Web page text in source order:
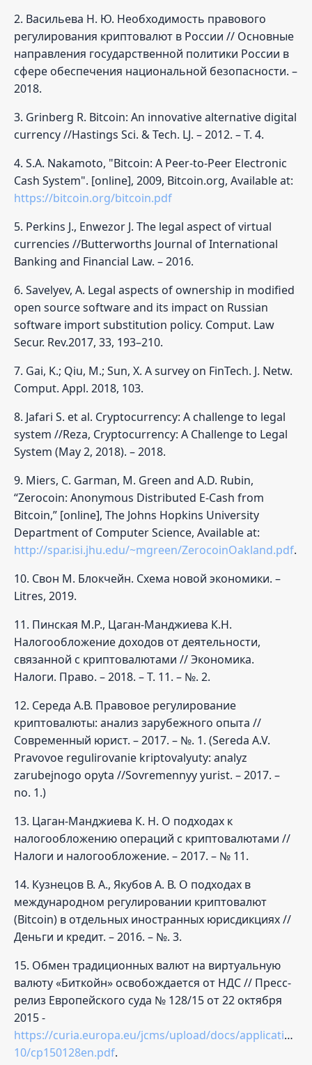
2. Васильева Н. Ю. Необходимость правового
регулирования криптовалют в России // Основные
направления государственной политики России в
сфере обеспечения национальной безопасности. –
2018.
3. Grinberg R. Bitcoin: An innovative alternative digital
currency //Hastings Sci. & Tech. LJ. – 2012. – Т. 4.
4. S.A. Nakamoto, "Bitcoin: A Peer-to-Peer Electronic
Cash System". [online], 2009, Bitcoin.org, Available at:
https://bitcoin.org/bitcoin.pdf
5. Perkins J., Enwezor J. The legal aspect of virtual
currencies //Butterworths Journal of International
Banking and Financial Law. – 2016.
6. Savelyev, A. Legal aspects of ownership in modified
open source software and its impact on Russian
software import substitution policy. Comput. Law
Secur. Rev.2017, 33, 193–210.
7. Gai, K.; Qiu, M.; Sun, X. A survey on FinTech. J. Netw.
Comput. Appl. 2018, 103.
8. Jafari S. et al. Cryptocurrency: A challenge to legal
system //Reza, Cryptocurrency: A Challenge to Legal
System (May 2, 2018). – 2018.
9. Miers, C. Garman, M. Green and A.D. Rubin,
“Zerocoin: Anonymous Distributed E-Cash from
Bitcoin,” [online], The Johns Hopkins University
Department of Computer Science, Available at:
http://spar.isi.jhu.edu/~mgreen/ZerocoinOakland.pdf.
10. Свон М. Блокчейн. Схема новой экономики. –
Litres, 2019.
11. Пинская М.Р., Цаган-Манджиева К.Н.
Налогообложение доходов от деятельности,
связанной с криптовалютами // Экономика.
Налоги. Право. – 2018. – Т. 11. – №. 2.
12. Середа А.В. Правовое регулирование
криптовалюты: анализ зарубежного опыта //
Современный юрист. – 2017. – №. 1. (Sereda A.V.
Pravovoe regulirovanie kriptovalyuty: analyz
zarubejnogo opyta //Sovremennyy yurist. – 2017. –
no. 1.)
13. Цаган-Манджиева К. Н. О подходах к
налогообложению операций с криптовалютами //
Налоги и налогообложение. – 2017. – № 11.
14. Кузнецов В. А., Якубов А. В. О подходах в
международном регулировании криптовалют
(Bitcoin) в отдельных иностранных юрисдикциях //
Деньги и кредит. – 2016. – №. 3.
15. Обмен традиционных валют на виртуальную
валюту «Биткойн» освобождается от НДС // Пресс-
релиз Европейского суда № 128/15 от 22 октября
2015 -
https://curia.europa.eu/jcms/upload/docs/application/
10/cp150128en.pdf.